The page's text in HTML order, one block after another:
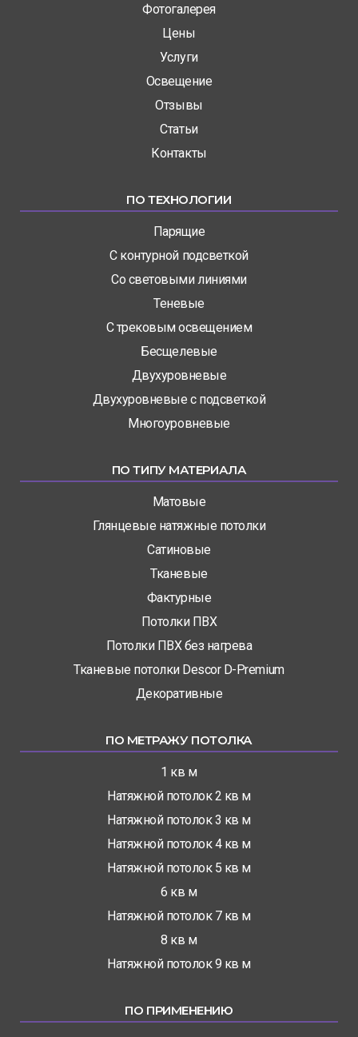
Фотогалерея
Цены
Услуги
Освещение
Отзывы
Статьи
Контакты
ПО ТЕХНОЛОГИИ
Парящие
С контурной подсветкой
Со световыми линиями
Теневые
С трековым освещением
Бесщелевые
Двухуровневые
Двухуровневые с подсветкой
Многоуровневые
ПО ТИПУ МАТЕРИАЛА
Матовые
Глянцевые натяжные потолки
Сатиновые
Тканевые
Фактурные
Потолки ПВХ
Потолки ПВХ без нагрева
Тканевые потолки Descor D-Premium
Декоративные
ПО МЕТРАЖУ ПОТОЛКА
1 кв м
Натяжной потолок 2 кв м
Натяжной потолок 3 кв м
Натяжной потолок 4 кв м
Натяжной потолок 5 кв м
6 кв м
Натяжной потолок 7 кв м
8 кв м
Натяжной потолок 9 кв м
ПО ПРИМЕНЕНИЮ